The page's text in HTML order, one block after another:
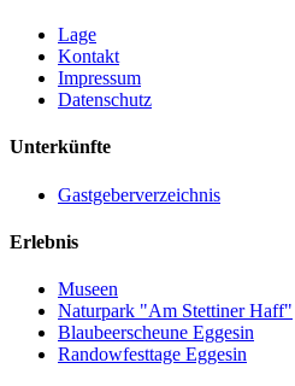
Lage
Kontakt
Impressum
Datenschutz
Unterkünfte
Gastgeberverzeichnis
Erlebnis
Museen
Naturpark "Am Stettiner Haff"
Blaubeerscheune Eggesin
Randowfesttage Eggesin